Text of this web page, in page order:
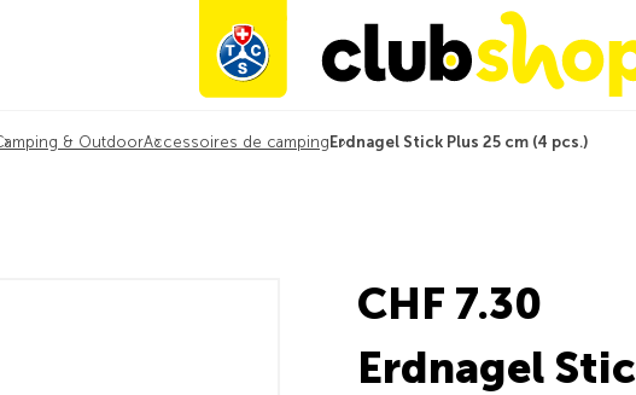
& OutdoorAccessoires de camping Erdnagel Stick Plus 25 cm (4 pcs.)
CHF 7.30
Erdnagel